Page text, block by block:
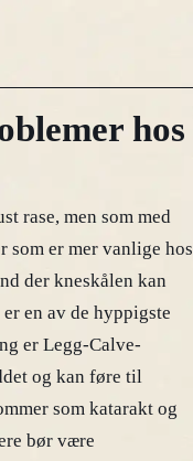
hos
rase, men som med
som er mer vanlige hos
der kneskålen kan
en av de hyppigste
er Legg-Calve-
og kan føre til
som katarakt og
bør være